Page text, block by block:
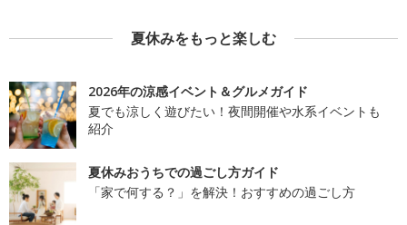
夏休みをもっと楽しむ
2026年の涼感イベント＆グルメガイド
夏でも涼しく遊びたい！夜間開催や水系イベントも
紹介
夏休みおうちでの過ごし方ガイド
「家で何する？」を解決！おすすめの過ごし方